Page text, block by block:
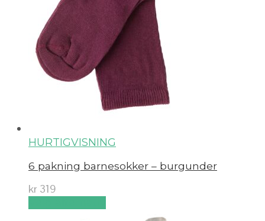
HURTIGVISNING
6 pakning barnesokker – burgunder
kr 319